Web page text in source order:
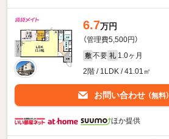
6.7万円
（管理費5,500円）
敷 不要 礼 1.0ヶ月
2階 / 1LDK / 41.01㎡
お問い合わせ （無料）
ほか提供